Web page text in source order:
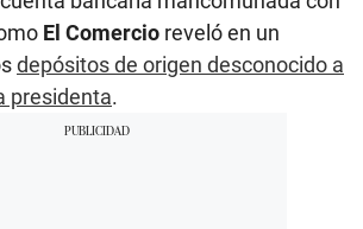
El Comercio reveló en un
depósitos de origen desconocido a
presidenta.